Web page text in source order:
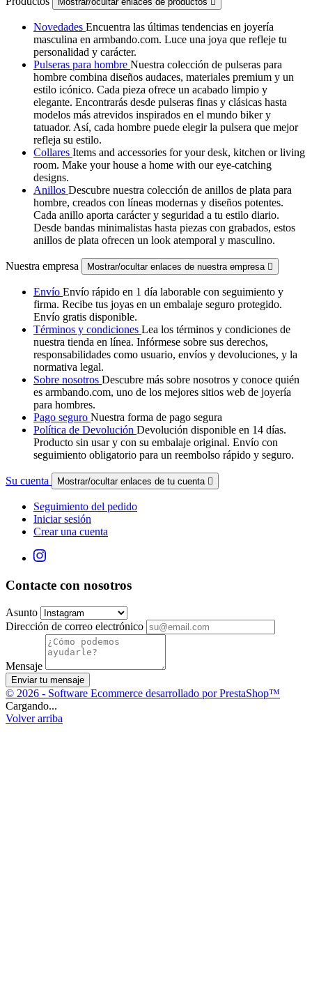
Novedades Encuentra las últimas tendencias en joyería
masculina en armbando.com. Luce una joya que refleje tu
personalidad y carácter.
Pulseras para hombre Nuestra colección de pulseras para
hombre combina diseños audaces, materiales premium y un
estilo icónico. Cada pieza ofrece un acabado limpio y
elegante. Encontrarás desde pulseras finas y clásicas hasta
modelos más atrevidos inspirados en el mundo biker y
tatuador. Así, cada hombre puede elegir la pulsera que mejor
refleja su estilo.
Collares Items and accessories for your desk, kitchen or living
room. Make your house a home with our eye-catching
designs.
Anillos Descubre nuestra colección de anillos de plata para
hombre, creados con líneas modernas y diseños potentes.
Cada anillo aporta carácter y seguridad a tu estilo diario.
Desde bandas minimalistas hasta piezas con grabados, estos
anillos de plata ofrecen un look atemporal y masculino.
Nuestra empresa Mostrar/ocultar enlaces de nuestra empresa 
Envío Envío rápido en 1 día laborable con seguimiento y
firma. Recibe tus joyas en un embalaje seguro protegido.
Envío gratis disponible.
Términos y condiciones Lea los términos y condiciones de
nuestra tienda en línea. Infórmese sobre sus derechos,
responsabilidades como usuario, envíos y devoluciones, y la
normativa legal.
Sobre nosotros Descubre más sobre nosotros y conoce quién
es armbando.com, uno de los mejores sitios web de joyería
para hombres.
Pago seguro Nuestra forma de pago segura
Política de Devolución Devolución disponible en 14 días.
Producto sin usar y con su embalaje original. Envío con
seguimiento obligatorio para un reembolso rápido y seguro.
Su cuenta Mostrar/ocultar enlaces de tu cuenta 
Seguimiento del pedido
Iniciar sesión
Crear una cuenta
Contacte con nosotros
Asunto
Dirección de correo electrónico
Mensaje
Enviar tu mensaje
© 2026 - Software Ecommerce desarrollado por PrestaShop™
Cargando...
Volver arriba